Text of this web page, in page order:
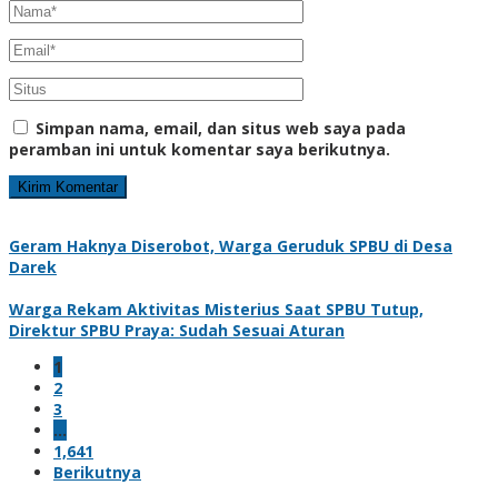
Simpan nama, email, dan situs web saya pada
peramban ini untuk komentar saya berikutnya.
Geram Haknya Diserobot, Warga Geruduk SPBU di Desa
Darek
Warga Rekam Aktivitas Misterius Saat SPBU Tutup,
Direktur SPBU Praya: Sudah Sesuai Aturan
1
2
3
…
1,641
Berikutnya